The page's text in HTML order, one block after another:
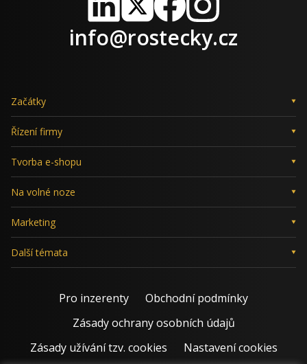
LinkedIn
X FacebookInstagram
info@rostecky.cz
Začátky
Řízení firmy
Tvorba e-shopu
Na volné noze
Marketing
Další témata
Pro inzerenty
Obchodní podmínky
Zásady ochrany osobních údajů
Zásady užívání tzv. cookies
Nastavení cookies